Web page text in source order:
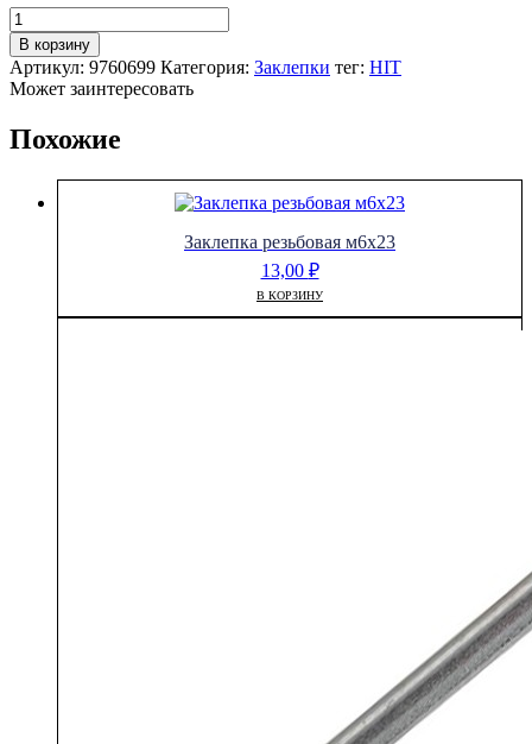
Количество
товара
Заклепка
вытяжная
комбинированная
4,8x6
В корзину
Артикул: 9760699 Категория: Заклепки тег: HIT
Может заинтересовать
Похожие
Заклепка резьбовая м6х23
13,00 ₽
В КОРЗИНУ